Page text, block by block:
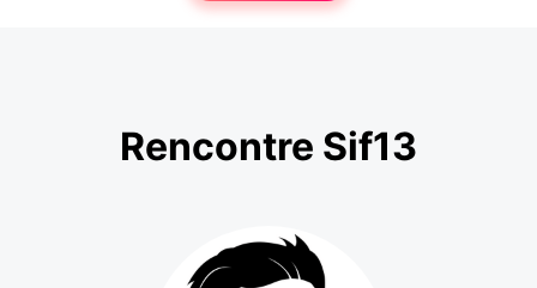
Rencontre Sif13